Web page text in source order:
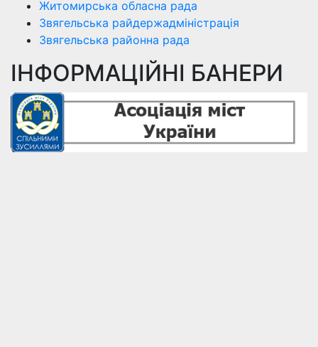
Житомирська обласна рада
Звягельська райдержадміністрація
Звягельська районна рада
ІНФОРМАЦІЙНІ БАНЕРИ